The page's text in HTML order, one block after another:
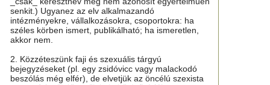
senkit.) Ugyanez az elv alkalmazandó
intézményekre, vállalkozásokra, csoportokra: ha
széles körben ismert, publikálható; ha ismeretlen,
akkor nem.
2. Közzéteszünk faji és szexuális tárgyú
bejegyzéseket (pl. egy zsidóvicc vagy malackodó
beszólás még elfér), de elvetjük az öncélú szexista